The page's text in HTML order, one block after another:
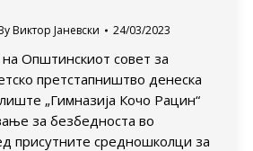
Виктор Јаневски 24/03/2023
на Општинскиот совет за
претстапништво денеска
„Гимназија Кочо Рацин“
за безбедноста во
присутните средношколци за